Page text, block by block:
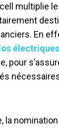
multiplie
En
électriques
pour
la nomination